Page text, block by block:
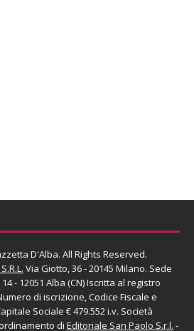
D'Alba. All Rights Reserved.
Via Giotto, 36 - 20145 Milano. Sede
- 12051 Alba (CN) Iscritta al registro
di iscrizione, Codice Fiscale e
Sociale € 479.552 i.v. Società
di Editoriale San Paolo S.r.l. -